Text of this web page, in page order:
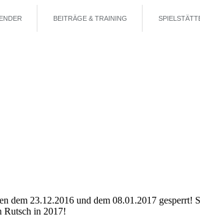
BEITRÄGE & TRAINING
23.12.2016 und dem 08.01.2017
Rutsch in 2017!